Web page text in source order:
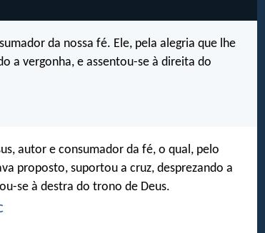
da nossa fé. Ele, pela alegria que lhe
a vergonha, e assentou-se à direita do
autor e consumador da fé, o qual, pelo
proposto, suportou a cruz, desprezando a
se à destra do trono de Deus.